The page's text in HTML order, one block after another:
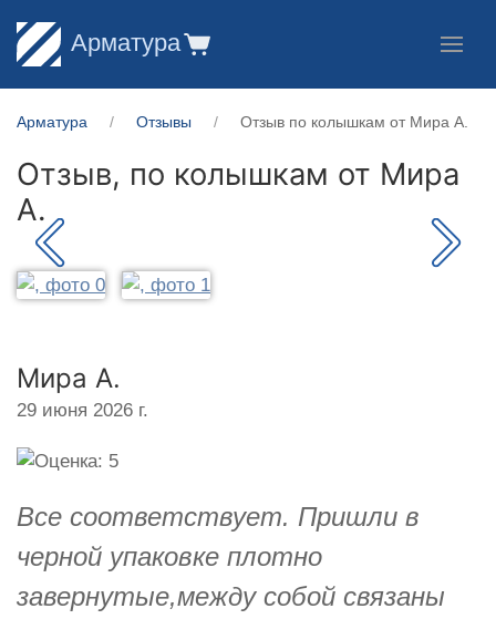
Арматура
Арматура Отзывы Отзыв по колышкам от Мира А.
Отзыв, по колышкам от Мира
А.
Мира А.
29 июня 2026 г.
Все соответствует. Пришли в
черной упаковке плотно
завернутые,между собой связаны